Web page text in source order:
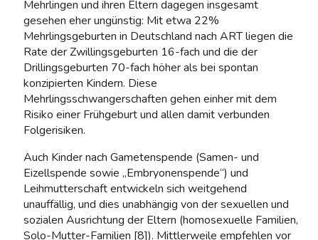
Mehrlingen und ihren Eltern dagegen insgesamt
gesehen eher ungünstig: Mit etwa 22%
Mehrlingsgeburten in Deutschland nach ART liegen die
Rate der Zwillingsgeburten 16-fach und die der
Drillingsgeburten 70-fach höher als bei spontan
konzipierten Kindern. Diese
Mehrlingsschwangerschaften gehen einher mit dem
Risiko einer Frühgeburt und allen damit verbunden
Folgerisiken.
Auch Kinder nach Gametenspende (Samen- und
Eizellspende sowie „Embryonenspende“) und
Leihmutterschaft entwickeln sich weitgehend
unauffällig, und dies unabhängig von der sexuellen und
sozialen Ausrichtung der Eltern (homosexuelle Familien,
Solo-Mutter-Familien [8]). Mittlerweile empfehlen vor